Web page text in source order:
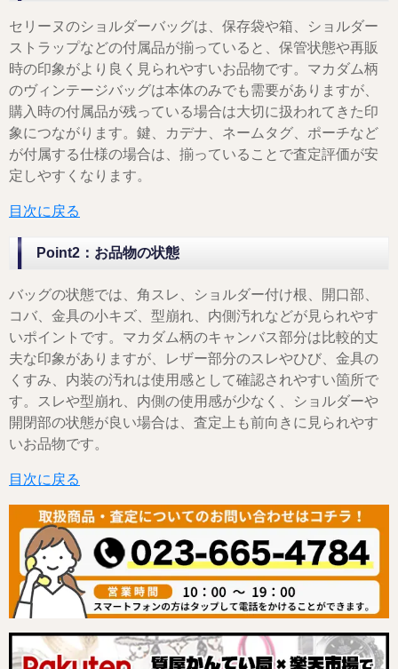
セリーヌのショルダーバッグは、保存袋や箱、ショルダー
ストラップなどの付属品が揃っていると、保管状態や再販
時の印象がより良く見られやすいお品物です。マカダム柄
のヴィンテージバッグは本体のみでも需要がありますが、
購入時の付属品が残っている場合は大切に扱われてきた印
象につながります。鍵、カデナ、ネームタグ、ポーチなど
が付属する仕様の場合は、揃っていることで査定評価が安
定しやすくなります。
目次に戻る
Point2：お品物の状態
バッグの状態では、角スレ、ショルダー付け根、開口部、
コバ、金具の小キズ、型崩れ、内側汚れなどが見られやす
いポイントです。マカダム柄のキャンバス部分は比較的丈
夫な印象がありますが、レザー部分のスレやひび、金具の
くすみ、内装の汚れは使用感として確認されやすい箇所で
す。スレや型崩れ、内側の使用感が少なく、ショルダーや
開閉部の状態が良い場合は、査定上も前向きに見られやす
いお品物です。
目次に戻る